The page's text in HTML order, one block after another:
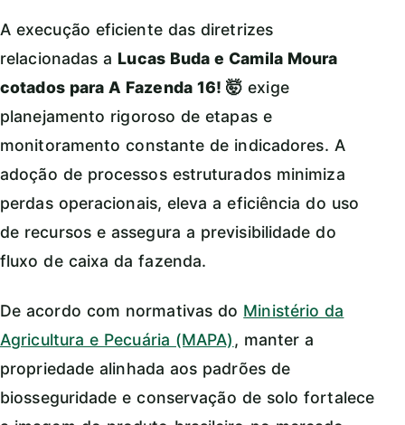
A execução eficiente das diretrizes
relacionadas a Lucas Buda e Camila Moura
cotados para A Fazenda 16! 🤯 exige
planejamento rigoroso de etapas e
monitoramento constante de indicadores. A
adoção de processos estruturados minimiza
perdas operacionais, eleva a eficiência do uso
de recursos e assegura a previsibilidade do
fluxo de caixa da fazenda.
De acordo com normativas do Ministério da
Agricultura e Pecuária (MAPA), manter a
propriedade alinhada aos padrões de
biosseguridade e conservação de solo fortalece